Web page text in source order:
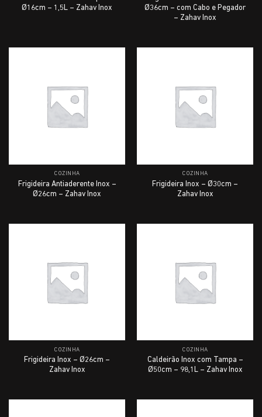
Ø16cm – 1,5L – Zahav Inox
Ø36cm – com Cabo e Pegador
– Zahav Inox
COZINHA
Frigideira Antiaderente Inox –
Ø26cm – Zahav Inox
COZINHA
Frigideira Inox – Ø30cm –
Zahav Inox
COZINHA
Frigideira Inox – Ø26cm –
Zahav Inox
COZINHA
Caldeirão Inox com Tampa –
Ø50cm – 98,1L – Zahav Inox